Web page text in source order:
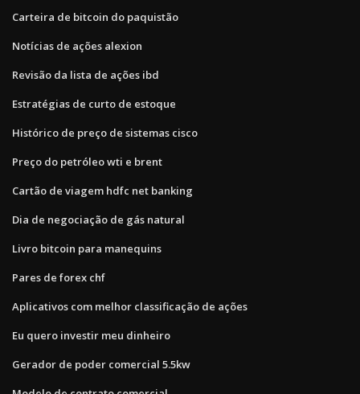
Carteira de bitcoin do paquistão
Notícias de ações alexion
Revisão da lista de ações ibd
Estratégias de curto de estoque
Histórico de preço de sistemas cisco
Preço do petróleo wti e brent
Cartão de viagem hdfc net banking
Dia de negociação de gás natural
Livro bitcoin para manequins
Pares de forex chf
Aplicativos com melhor classificação de ações
Eu quero investir meu dinheiro
Gerador de poder comercial 5.5kw